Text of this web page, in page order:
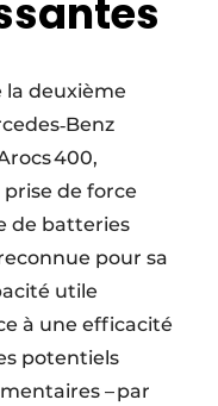
la deuxième
400,
de force
de batteries
pour sa
utile
à une efficacité
potentiels
– par